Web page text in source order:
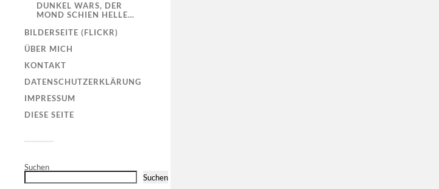
DUNKEL WARS, DER
MOND SCHIEN HELLE…
BILDERSEITE (FLICKR)
ÜBER MICH
KONTAKT
DATENSCHUTZERKLÄRUNG
IMPRESSUM
DIESE SEITE
Suchen
Suchen